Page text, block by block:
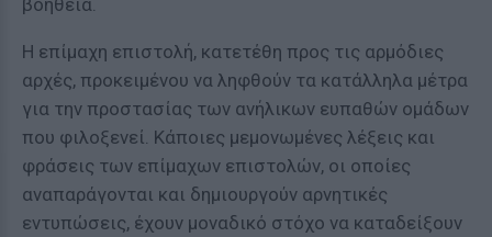
βοήθεια.
Η επίμαχη επιστολή, κατετέθη προς τις αρμόδιες
αρχές, προκειμένου να ληφθούν τα κατάλληλα μέτρα
για την προστασίας των ανήλικων ευπαθών ομάδων
που φιλοξενεί. Κάποιες μεμονωμένες λέξεις και
φράσεις των επίμαχων επιστολών, οι οποίες
αναπαράγονται και δημιουργούν αρνητικές
εντυπώσεις, έχουν μοναδικό στόχο να καταδείξουν